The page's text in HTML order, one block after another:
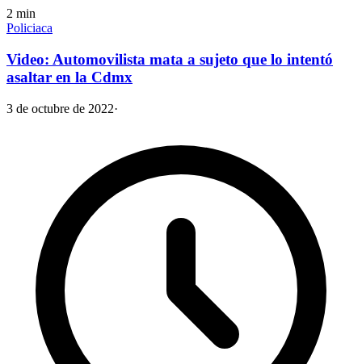
2 min
Policiaca
Video: Automovilista mata a sujeto que lo intentó
asaltar en la Cdmx
3 de octubre de 2022·